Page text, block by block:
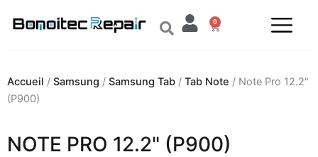
0
Panier
Accueil / Samsung / Samsung Tab / Tab Note / Note Pro 12.2"
(P900)
NOTE PRO 12.2" (P900)